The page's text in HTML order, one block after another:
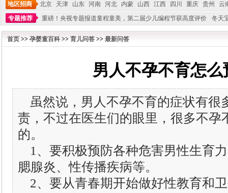
地区招商 北京 天津 山东 河南 河北 内蒙 山西 江西 四川 重庆 贵州
云
专题推荐
重磅！央视专题报道童程童美，第二届少儿编程节获高度评价
冬天
不能再单纯地销售产品,而要向增强服务转型,毕竟母婴产品比较特殊。”
妇幼广场
首页 >> 孕婴童百科>> 育儿问答 >> 最新问答
男人不孕不育怎么
虽然说，男人不孕不育的症状有很
责，不过在医生们的眼里，很多不孕
的。
1、要积极预防各种危害男性生育
腮腺炎、性传播疾病等。
2、要从青春期开始做好性教育和